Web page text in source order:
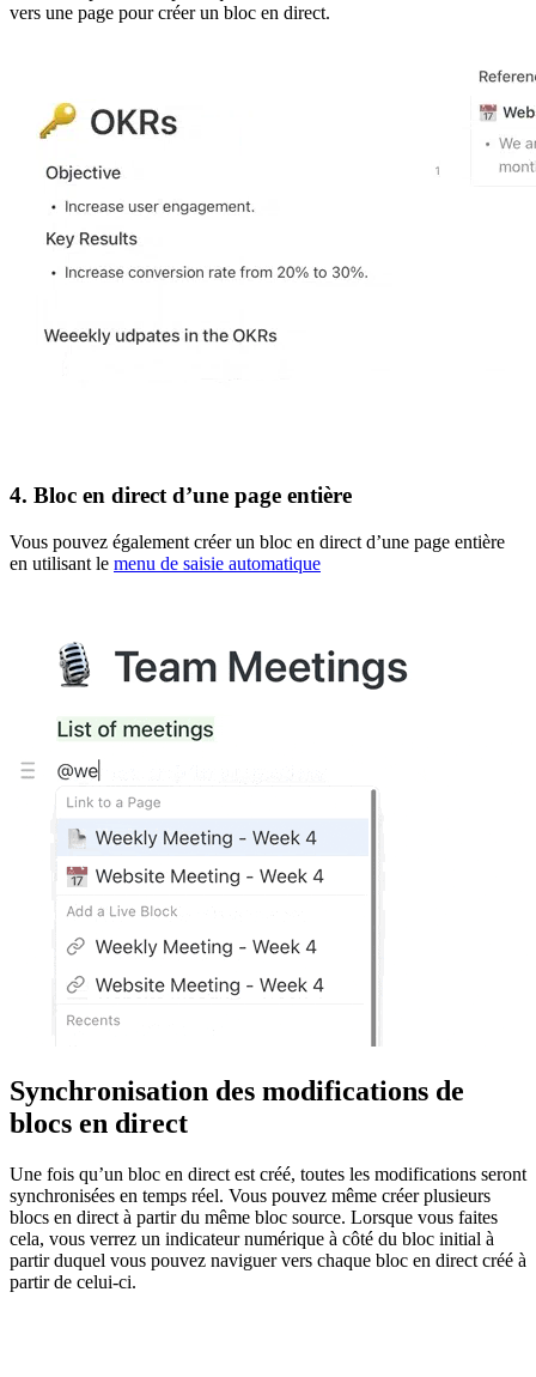
vers une page pour créer un bloc en direct.
4. Bloc en direct d’une page entière
Vous pouvez également créer un bloc en direct d’une page entière
en utilisant le menu de saisie automatique
Synchronisation des modifications de
blocs en direct
Une fois qu’un bloc en direct est créé, toutes les modifications seront
synchronisées en temps réel. Vous pouvez même créer plusieurs
blocs en direct à partir du même bloc source. Lorsque vous faites
cela, vous verrez un indicateur numérique à côté du bloc initial à
partir duquel vous pouvez naviguer vers chaque bloc en direct créé à
partir de celui-ci.